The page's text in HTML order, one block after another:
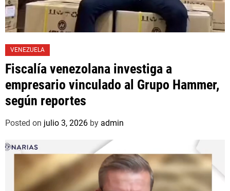
VENEZUELA
Fiscalía venezolana investiga a
empresario vinculado al Grupo Hammer,
según reportes
Posted on julio 3, 2026 by admin